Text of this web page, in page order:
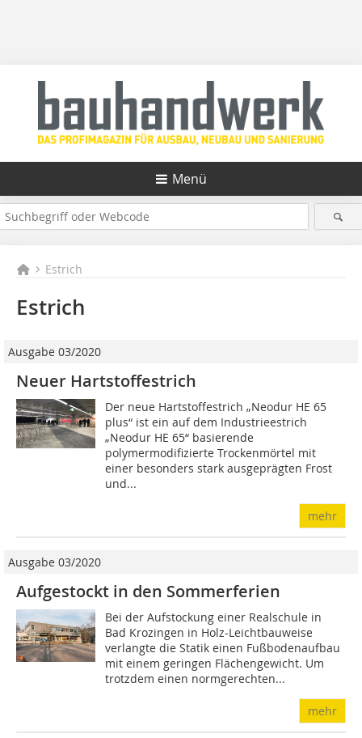
Menü
Estrich
Estrich
Ausgabe 03/2020
Neuer Hartstoffestrich
Der neue Hartstoffestrich „Neodur HE 65
plus“ ist ein auf dem Industrieestrich
„Neodur HE 65“ basierende
polymermodifizierte Trockenmörtel mit
einer besonders stark ausgeprägten Frost
und...
mehr
Ausgabe 03/2020
Aufgestockt in den Sommerferien
Bei der Aufstockung einer Realschule in
Bad Krozingen in Holz-Leichtbauweise
verlangte die Statik einen Fußbodenaufbau
mit einem geringen Flächengewicht. Um
trotzdem einen normgerechten...
mehr